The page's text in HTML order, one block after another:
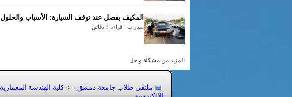
المكيف يفصل عند توقف السيارة: الأسباب والحلول
سيارات · قراءة 3 دقائق
المزيد من مشكلة و حل
ملتقى طلاب جامعة دمشق -->كلية الهندسة المعمارية